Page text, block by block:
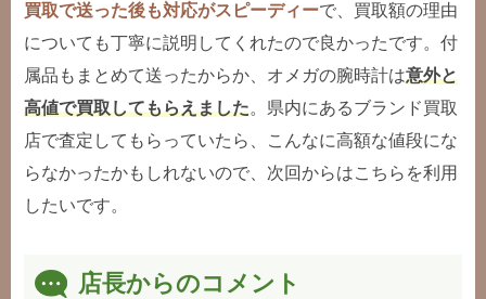
買取で送った後も対応がスピーディーで、買取額の理由
についても丁寧に説明してくれたので良かったです。付
属品もまとめて送ったからか、オメガの腕時計は意外と
高値で買取してもらえました。県内にあるブランド買取
店で査定してもらっていたら、こんなに高額な値段にな
らなかったかもしれないので、次回からはこちらを利用
したいです。
店長からのコメント